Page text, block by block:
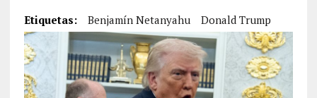
Etiquetas: Benjamín Netanyahu Donald Trump